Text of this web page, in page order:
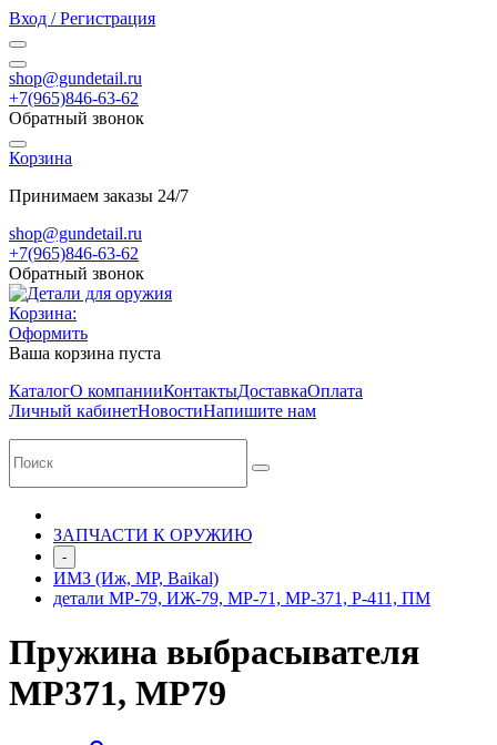
Вход / Регистрация
shop@gundetail.ru
+7(965)846-63-62
Обратный звонок
Корзина
Принимаем заказы 24/7
shop@gundetail.ru
+7(965)846-63-62
Обратный звонок
Корзина:
Оформить
Ваша корзина пуста
КаталогО компанииКонтактыДоставкаОплата
Личный кабинетНовостиНапишите нам
ЗАПЧАСТИ К ОРУЖИЮ
-
ИМЗ (Иж, МР, Baikal)
детали МР-79, ИЖ-79, МР-71, МР-371, Р-411, ПМ
Пружина выбрасывателя
МР371, МР79